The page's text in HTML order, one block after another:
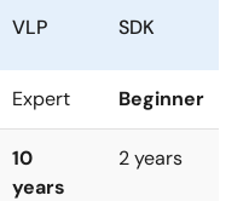
VLP SDK
Expert Beginner
10
years
2 years